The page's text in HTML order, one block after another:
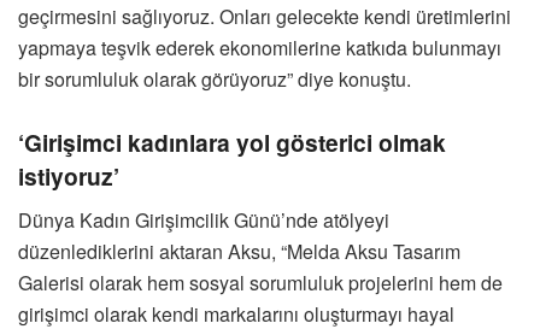
geçirmesini sağlıyoruz. Onları gelecekte kendi üretimlerini
yapmaya teşvik ederek ekonomilerine katkıda bulunmayı
bir sorumluluk olarak görüyoruz” diye konuştu.
‘Girişimci kadınlara yol gösterici olmak
istiyoruz’
Dünya Kadın Girişimcilik Günü’nde atölyeyi
düzenlediklerini aktaran Aksu, “Melda Aksu Tasarım
Galerisi olarak hem sosyal sorumluluk projelerini hem de
girişimci olarak kendi markalarını oluşturmayı hayal